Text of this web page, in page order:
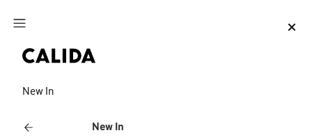
Zum Hauptinhalt springen
New In
New In